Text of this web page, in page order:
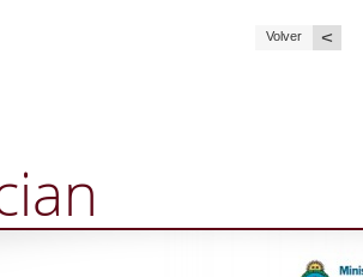
Volver <